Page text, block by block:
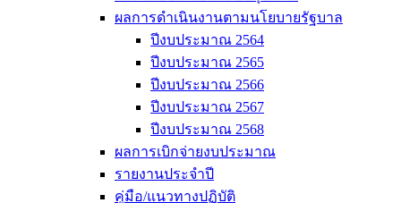
ผลการดำเนินงานตามนโยบายรัฐบาล
ปีงบประมาณ 2564
ปีงบประมาณ 2565
ปีงบประมาณ 2566
ปีงบประมาณ 2567
ปีงบประมาณ 2568
ผลการเบิกจ่ายงบประมาณ
รายงานประจำปี
คู่มือ/แนวทางปฏิบัติ